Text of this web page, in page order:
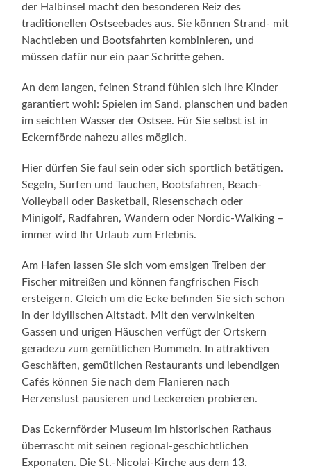
der Halbinsel macht den besonderen Reiz des
traditionellen Ostseebades aus. Sie können Strand- mit
Nachtleben und Bootsfahrten kombinieren, und
müssen dafür nur ein paar Schritte gehen.
An dem langen, feinen Strand fühlen sich Ihre Kinder
garantiert wohl: Spielen im Sand, planschen und baden
im seichten Wasser der Ostsee. Für Sie selbst ist in
Eckernförde nahezu alles möglich.
Hier dürfen Sie faul sein oder sich sportlich betätigen.
Segeln, Surfen und Tauchen, Bootsfahren, Beach-
Volleyball oder Basketball, Riesenschach oder
Minigolf, Radfahren, Wandern oder Nordic-Walking –
immer wird Ihr Urlaub zum Erlebnis.
Am Hafen lassen Sie sich vom emsigen Treiben der
Fischer mitreißen und können fangfrischen Fisch
ersteigern. Gleich um die Ecke befinden Sie sich schon
in der idyllischen Altstadt. Mit den verwinkelten
Gassen und urigen Häuschen verfügt der Ortskern
geradezu zum gemütlichen Bummeln. In attraktiven
Geschäften, gemütlichen Restaurants und lebendigen
Cafés können Sie nach dem Flanieren nach
Herzenslust pausieren und Leckereien probieren.
Das Eckernförder Museum im historischen Rathaus
überrascht mit seinen regional-geschichtlichen
Exponaten. Die St.-Nicolai-Kirche aus dem 13.